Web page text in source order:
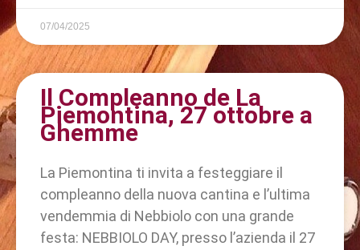
07/04/2025
Il Compleanno de La
Piemontina, 27 ottobre a
Ghemme
La Piemontina ti invita a festeggiare il
compleanno della nuova cantina e l’ultima
vendemmia di Nebbiolo con una grande
festa: NEBBIOLO DAY, presso l’azienda il 27